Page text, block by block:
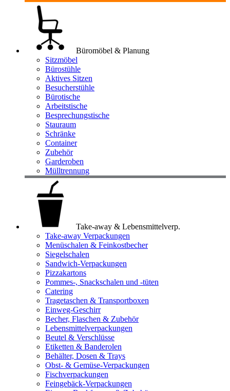
Büromöbel & Planung
Sitzmöbel
Bürostühle
Aktives Sitzen
Besucherstühle
Bürotische
Arbeitstische
Besprechungstische
Stauraum
Schränke
Container
Zubehör
Garderoben
Mülltrennung
Take-away & Lebensmittelverp.
Take-away Verpackungen
Menüschalen & Feinkostbecher
Siegelschalen
Sandwich-Verpackungen
Pizzakartons
Pommes-, Snackschalen und -tüten
Catering
Tragetaschen & Transportboxen
Einweg-Geschirr
Becher, Flaschen & Zubehör
Lebensmittelverpackungen
Beutel & Verschlüsse
Etiketten & Banderolen
Behälter, Dosen & Trays
Obst- & Gemüse-Verpackungen
Fischverpackungen
Feingebäck-Verpackungen